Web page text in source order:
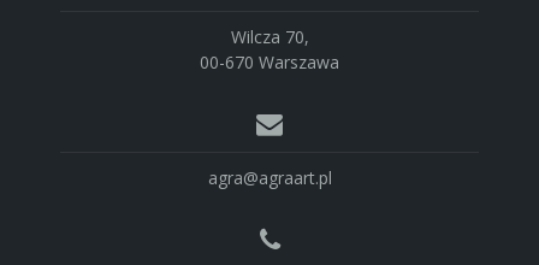
Wilcza 70,
00-670 Warszawa
agra@agraart.pl